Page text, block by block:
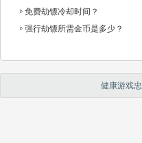
免费劫镖冷却时间？
强行劫镖所需金币是多少？
健康游戏